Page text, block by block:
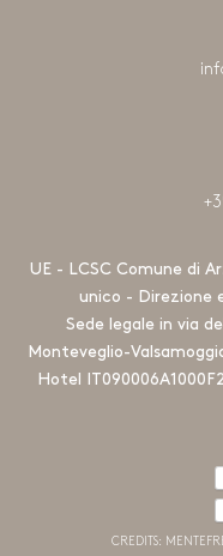
UE - LCSC Comune di
unico - Direzione
Sede legale in via
Monteveglio-
Hotel
CREDITS: